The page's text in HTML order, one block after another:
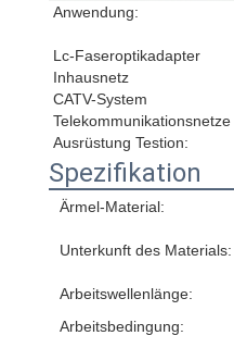
Anwendung:
Lc-Faseroptikadapter
Inhausnetz
CATV-System
Telekommunikationsnetze
Ausrüstung Testion:
Spezifikation
Ärmel-Material:
Unterkunft des Materials:
Arbeitswellenlänge:
Arbeitsbedingung: